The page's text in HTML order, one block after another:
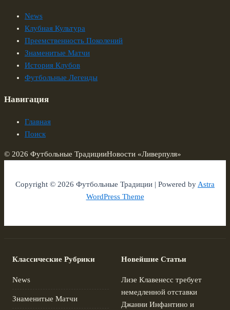
News
Клубная Культура
Преемственность Поколений
Знаменитые Матчи
История Клубов
Футбольные Легенды
Навигация
Главная
Поиск
© 2026 Футбольные ТрадицииНовости «Ливерпуля»
Copyright © 2026 Футбольные Традиции | Powered byAstra
WordPress Theme
Классические Рубрики
News
Знаменитые Матчи
Новейшие Статьи
Лизе Клавенесс требует
немедленной отставки
Джанни Инфантино и